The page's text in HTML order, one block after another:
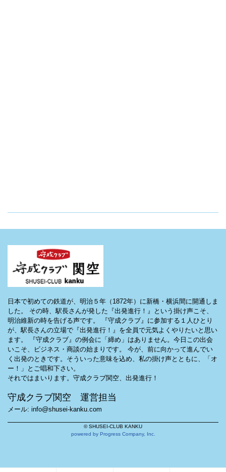
日本で初めての鉄道が、明治５年（1872年）に新橋・横浜間に開通しま
した。 その時、駅長さんが発した『出発進行！』という掛け声こそ、
明治維新の時を告げる声です。 『守成クラブ』に参加する１人ひとり
が、駅長さんの立場で『出発進行！』を全員で元気よくやりたいと思い
ます。 『守成クラブ』の例会に「締め」はありません。今日この出会
いこそ、ビジネス・商談の始まりです。 今が、前に向かって進んでい
く出発のときです。そういった意味を込め、私の掛け声とともに、「オ
ー！」とご唱和下さい。
それではまいります。守成クラブ関空、出発進行！
守成クラブ関空 運営担当
メール: info@shusei-kanku.com
© SHUSEI-CLUB KANKU
powered by Progress Company, Inc.